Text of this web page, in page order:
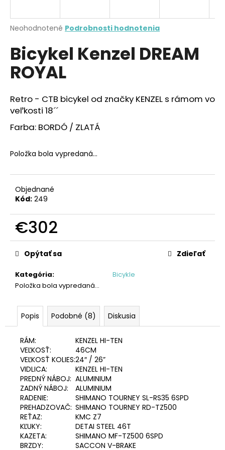
Priemerné
produktu
je
0,0
hviezdičiek.
Neohodnotené Podrobnosti hodnotenia
Bicykel Kenzel DREAM
ROYAL
Retro - CTB bicykel od značky KENZEL s rámom vo
veľkosti 18´´
Farba: BORDÓ / ZLATÁ
Položka bola vypredaná…
Objednané
Kód: 249
€302
Jednotková
cena:
Kategória:
Bicykle
Položka bola vypredaná…
Opýtať sa Zdieľať
Popis Podobné (8) Diskusia
RÁM:
KENZEL HI-TEN
VEĽKOSŤ:
46CM
VEĽKOSŤ KOLIES:24″ / 26”
VIDLICA:
KENZEL HI-TEN
PREDNÝ NÁBOJ: ALUMINIUM
ZADNÝ NÁBOJ:
ALUMINIUM
RADENIE:
SHIMANO TOURNEY SL-RS35 6SPD
PREHADZOVAČ: SHIMANO TOURNEY RD-TZ500
REŤAZ:
KMC Z7
KĽUKY:
DETAI STEEL 46T
KAZETA:
SHIMANO MF-TZ500 6SPD
BRZDY:
SACCON V-BRAKE
j
ť
?
O
d
o
ú
č
a
m
e
REŤAZ
€17,95